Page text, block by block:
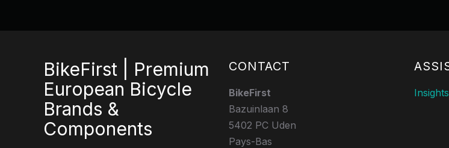
BikeFirst | Premium
European Bicycle
Brands &
Components
CONTACT
BikeFirst
Bazuinlaan 8
5402 PC Uden
Pays-Bas
Insights